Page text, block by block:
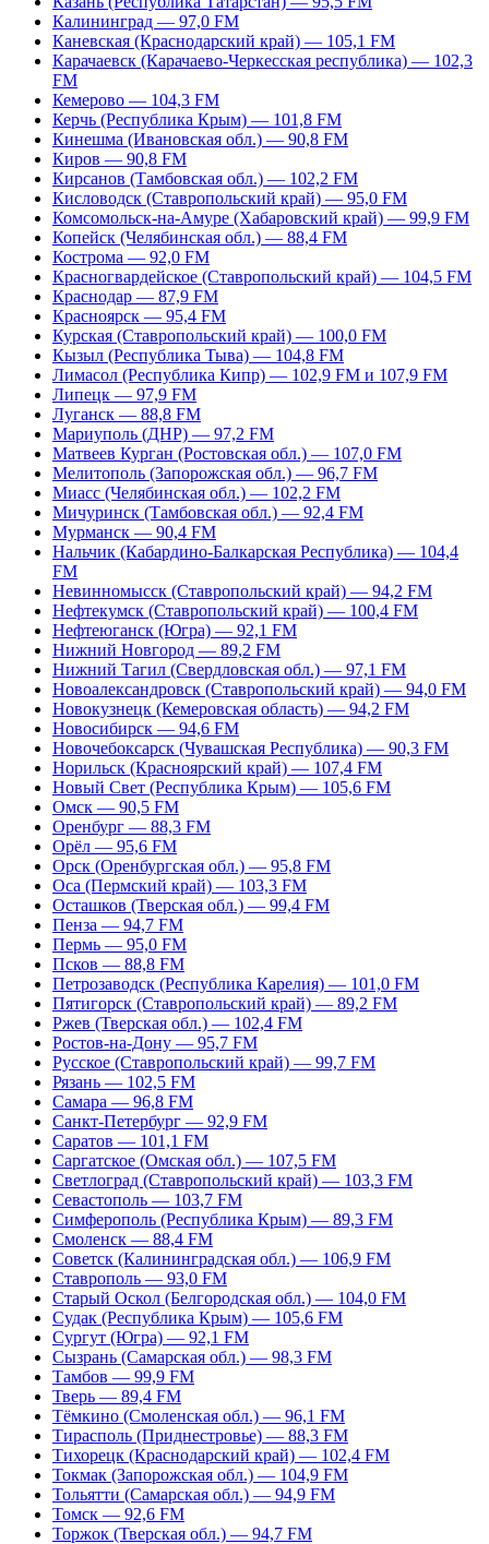
Калининград — 97,0 FM
Каневская (Краснодарский край) — 105,1 FM
Карачаевск (Карачаево-Черкесская республика) — 102,3
FM
Кемерово — 104,3 FM
Керчь (Республика Крым) — 101,8 FM
Кинешма (Ивановская обл.) — 90,8 FM
Киров — 90,8 FM
Кирсанов (Тамбовская обл.) — 102,2 FM
Кисловодск (Ставропольский край) — 95,0 FM
Комсомольск-на-Амуре (Хабаровский край) — 99,9 FM
Копейск (Челябинская обл.) — 88,4 FM
Кострома — 92,0 FM
Красногвардейское (Ставропольский край) — 104,5 FM
Краснодар — 87,9 FM
Красноярск — 95,4 FM
Курская (Ставропольский край) — 100,0 FM
Кызыл (Республика Тыва) — 104,8 FM
Лимасол (Республика Кипр) — 102,9 FM и 107,9 FM
Липецк — 97,9 FM
Луганск — 88,8 FM
Мариуполь (ДНР) — 97,2 FM
Матвеев Курган (Ростовская обл.) — 107,0 FM
Мелитополь (Запорожская обл.) — 96,7 FM
Миасс (Челябинская обл.) — 102,2 FM
Мичуринск (Тамбовская обл.) — 92,4 FM
Мурманск — 90,4 FM
Нальчик (Кабардино-Балкарская Республика) — 104,4
FM
Невинномысск (Ставропольский край) — 94,2 FM
Нефтекумск (Ставропольский край) — 100,4 FM
Нефтеюганск (Югра) — 92,1 FM
Нижний Новгород — 89,2 FM
Нижний Тагил (Свердловская обл.) — 97,1 FM
Новоалександровск (Ставропольский край) — 94,0 FM
Новокузнецк (Кемеровская область) — 94,2 FM
Новосибирск — 94,6 FM
Новочебоксарск (Чувашская Республика) — 90,3 FM
Норильск (Красноярский край) — 107,4 FM
Новый Свет (Республика Крым) — 105,6 FM
Омск — 90,5 FM
Оренбург — 88,3 FM
Орёл — 95,6 FM
Орск (Оренбургская обл.) — 95,8 FM
Оса (Пермский край) — 103,3 FM
Осташков (Тверская обл.) — 99,4 FM
Пенза — 94,7 FM
Пермь — 95,0 FM
Псков — 88,8 FM
Петрозаводск (Республика Карелия) — 101,0 FM
Пятигорск (Ставропольский край) — 89,2 FM
Ржев (Тверская обл.) — 102,4 FM
Ростов-на-Дону — 95,7 FM
Русское (Ставропольский край) — 99,7 FM
Рязань — 102,5 FM
Самара — 96,8 FM
Санкт-Петербург — 92,9 FM
Саратов — 101,1 FM
Саргатское (Омская обл.) — 107,5 FM
Светлоград (Ставропольский край) — 103,3 FM
Севастополь — 103,7 FM
Симферополь (Республика Крым) — 89,3 FM
Смоленск — 88,4 FM
Советск (Калининградская обл.) — 106,9 FM
Ставрополь — 93,0 FM
Старый Оскол (Белгородская обл.) — 104,0 FM
Судак (Республика Крым) — 105,6 FM
Сургут (Югра) — 92,1 FM
Сызрань (Самарская обл.) — 98,3 FM
Тамбов — 99,9 FM
Тверь — 89,4 FM
Тёмкино (Смоленская обл.) — 96,1 FM
Тирасполь (Приднестровье) — 88,3 FM
Тихорецк (Краснодарский край) — 102,4 FM
Токмак (Запорожская обл.) — 104,9 FM
Тольятти (Самарская обл.) — 94,9 FM
Томск — 92,6 FM
Торжок (Тверская обл.) — 94,7 FM